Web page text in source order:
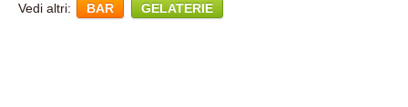
Vedi altri: BAR GELATERIE